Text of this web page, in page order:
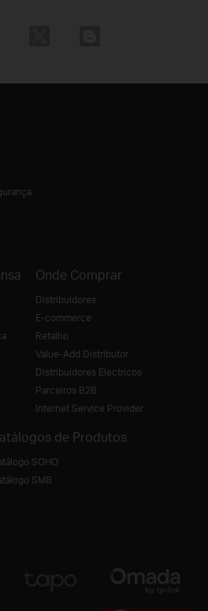
Onde Comprar
Distribuidores
E-commerce
Retalho
Value-Add Distributor
Distribuidores Electricos
Parceiros B2B
Internet Service Provider
de Produtos
SOHO
SMB